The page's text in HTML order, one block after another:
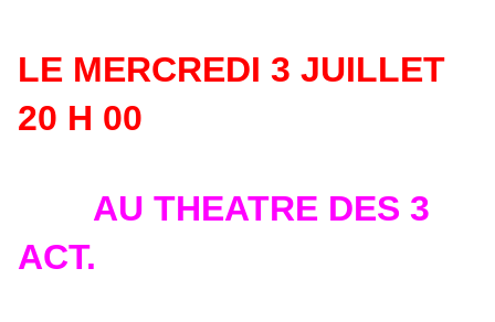
LE MERCREDI 3 JUILLET
20 H 00
AU THEATRE DES 3
ACT.